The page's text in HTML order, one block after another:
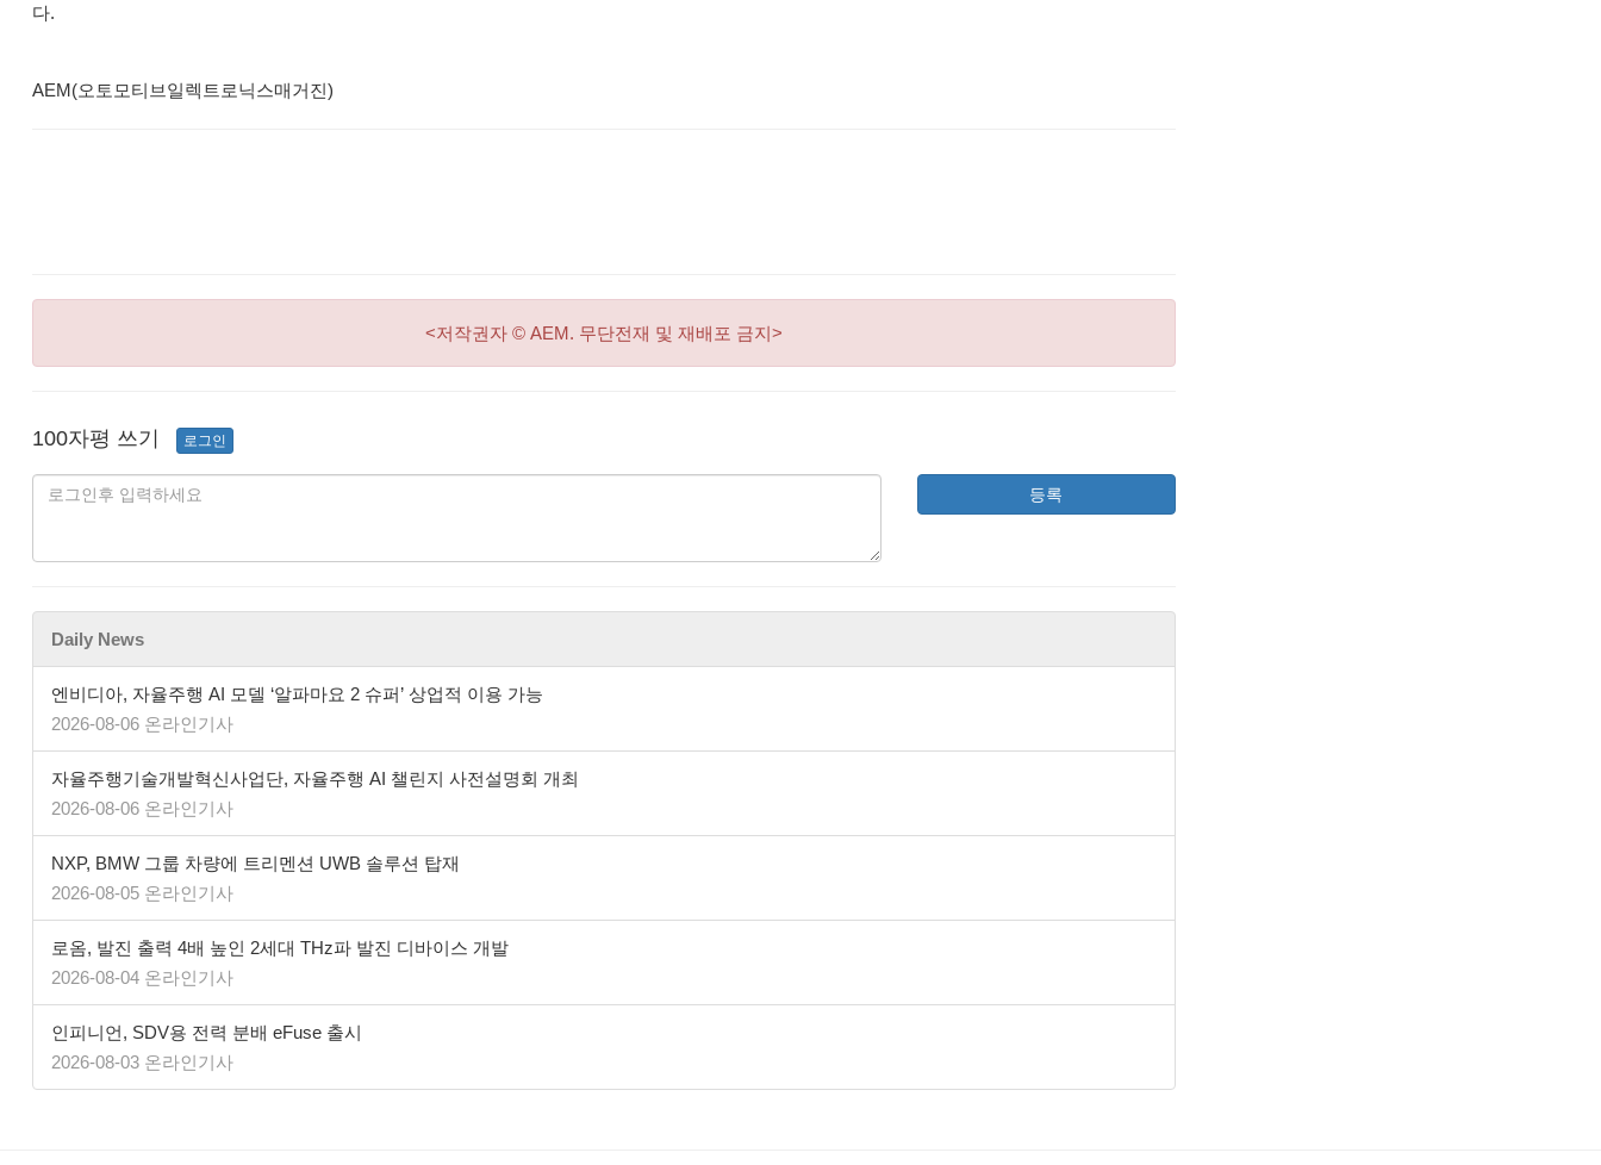
다.
AEM(오토모티브일렉트로닉스매거진)
<저작권자 © AEM. 무단전재 및 재배포 금지>
100자평 쓰기 로그인
등록
Daily News
엔비디아, 자율주행 AI 모델 ‘알파마요 2 슈퍼’ 상업적 이용 가능
2026-08-06 온라인기사
자율주행기술개발혁신사업단, 자율주행 AI 챌린지 사전설명회 개최
2026-08-06 온라인기사
NXP, BMW 그룹 차량에 트리멘션 UWB 솔루션 탑재
2026-08-05 온라인기사
로옴, 발진 출력 4배 높인 2세대 THz파 발진 디바이스 개발
2026-08-04 온라인기사
인피니언, SDV용 전력 분배 eFuse 출시
2026-08-03 온라인기사